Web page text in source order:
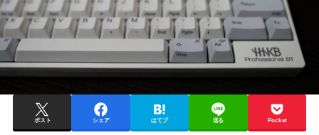
ポスト シェア はてブ 送る Pocket